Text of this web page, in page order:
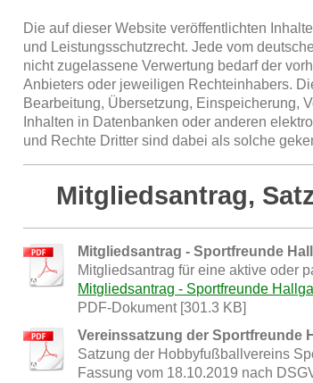
Die auf dieser Website veröffentlichten
und Leistungsschutzrecht. Jede vom
nicht zugelassene Verwertung bedarf der
Anbieters oder jeweiligen Rechteinhabers.
Bearbeitung, Übersetzung, Einspeicherung,
Inhalten in Datenbanken oder anderen
und Rechte Dritter sind dabei als solche
Mitgliedsantrag,
Mitgliedsantrag - Sportfreunde
Mitgliedsantrag für eine aktive oder
Mitgliedsantrag - Sportfreunde
PDF-Dokument [301.3 KB]
Vereinssatzung der Sportfreunde
Satzung der Hobbyfußballvereins
Fassung vom 18.10.2019 nach